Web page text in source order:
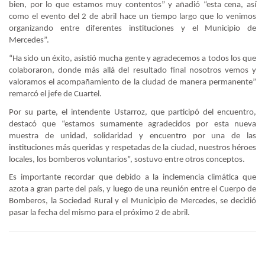
bien, por lo que estamos muy contentos” y añadió “esta cena, así
como el evento del 2 de abril hace un tiempo largo que lo venimos
organizando entre diferentes instituciones y el Municipio de
Mercedes”.
“Ha sido un éxito, asistió mucha gente y agradecemos a todos los que
colaboraron, donde más allá del resultado final nosotros vemos y
valoramos el acompañamiento de la ciudad de manera permanente”
remarcó el jefe de Cuartel.
Por su parte, el intendente Ustarroz, que participó del encuentro,
destacó que “estamos sumamente agradecidos por esta nueva
muestra de unidad, solidaridad y encuentro por una de las
instituciones más queridas y respetadas de la ciudad, nuestros héroes
locales, los bomberos voluntarios”, sostuvo entre otros conceptos.
Es importante recordar que debido a la inclemencia climática que
azota a gran parte del país, y luego de una reunión entre el Cuerpo de
Bomberos, la Sociedad Rural y el Municipio de Mercedes, se decidió
pasar la fecha del mismo para el próximo 2 de abril.